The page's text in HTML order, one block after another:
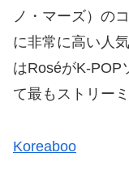
ノ・マーズ）の
に非常に高い人
はRoséがK-POP
て最もストリー
Koreaboo